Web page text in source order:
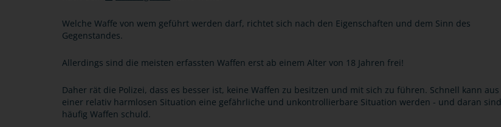
Welche Waffe von wem geführt werden darf, richtet sich nach den Eigenschaften und dem Sinn des
Gegenstandes.
Allerdings sind die meisten erfassten Waffen erst ab einem Alter von 18 Jahren frei!
Daher rät die Polizei, dass es besser ist, keine Waffen zu besitzen und mit sich zu führen. Schnell kann aus
einer relativ harmlosen Situation eine gefährliche und unkontrollierbare Situation werden - und daran sind
häufig Waffen schuld.